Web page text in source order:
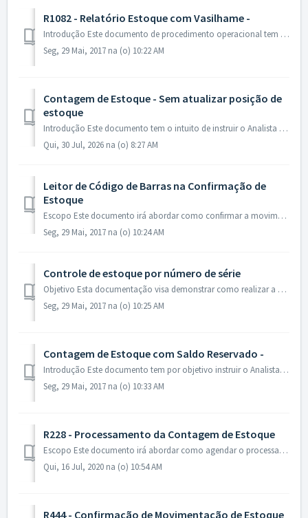
R1082 - Relatório Estoque com Vasilhame -
Introdução Este documento de procedimento operacional tem o intuito de instruir o Analista de Suporte e seus usuários a efetuar os passos fundamentais r...
Seg, 29 Mai, 2017 na (o) 10:22 AM
Contagem de Estoque - Sem atualizar posição de
estoque
Introdução Este documento tem o intuito de instruir o Analista de Suporte e seus usuários a efetuar os passos fundamentais relativos à Contagem de Estoq...
Qui, 30 Jul, 2026 na (o) 8:27 AM
Leitor de Código de Barras na Confirmação de
Estoque
Escopo Este documento irá abordar como confirmar a movimentação de itens de estoque através do leitor de código de barras. Esta implementação visa agili...
Seg, 29 Mai, 2017 na (o) 10:24 AM
Controle de estoque por número de série
Objetivo Esta documentação visa demonstrar como realizar a configuração do controle de estoque por número de série. Atenção! Espera-se que o usuário...
Seg, 29 Mai, 2017 na (o) 10:25 AM
Contagem de Estoque com Saldo Reservado -
Introdução Este documento tem por objetivo instruir o Analista de Suporte e seus usuários a fim de tomar conhecimento sobre a Contagem de Estoque com Sald...
Seg, 29 Mai, 2017 na (o) 10:33 AM
R228 - Processamento da Contagem de Estoque
Escopo Este documento irá abordar como agendar o processamento de contagem de estoque. Esta implementação visa corrigir o estoque atual de todos os ite...
Qui, 16 Jul, 2020 na (o) 10:54 AM
R444 - Confirmação de Movimentação de Estoque